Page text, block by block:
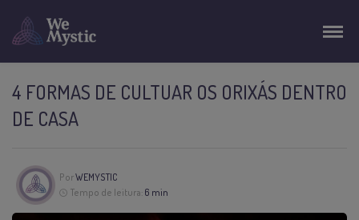
4 FORMAS DE CULTUAR OS ORIXÁS DENTRO
DE CASA
PorWEMYSTIC
Tempo de leitura: 6 min